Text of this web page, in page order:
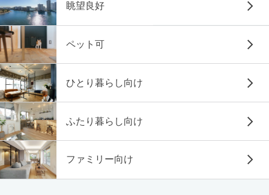
眺望良好
ペット可
ひとり暮らし向け
ふたり暮らし向け
ファミリー向け